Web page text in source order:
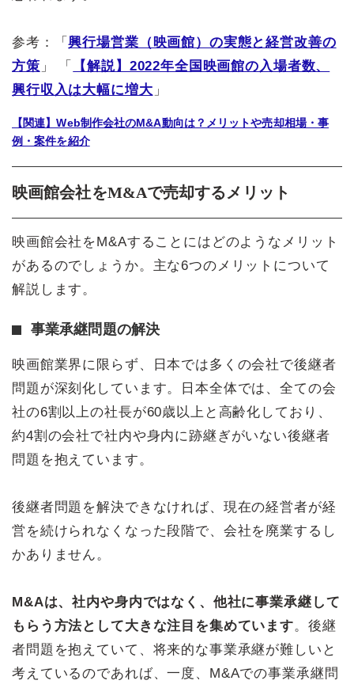
参考：「興行場営業（映画館）の実態と経営改善の
方策 」 「
【解説】2022年全国映画館の入場者数、
興行収入は大幅に増大 」
【関連】Web制作会社のM&A動向は？メリットや売却相場・事
例・案件を紹介
映画館会社をM&Aで売却するメリット
映画館会社をM&Aすることにはどのようなメリット
があるのでしょうか。主な6つのメリットについて
解説します。
事業承継問題の解決
映画館業界に限らず、日本では多くの会社で後継者
問題が深刻化しています。日本全体では、全ての会
社の6割以上の社長が60歳以上と高齢化しており、
約4割の会社で社内や身内に跡継ぎがいない後継者
問題を抱えています。
後継者問題を解決できなければ、現在の経営者が経
営を続けられなくなった段階で、会社を廃業するし
かありません。
M&Aは、社内や身内ではなく、他社に事業承継して
もらう方法として大きな注目を集めています。後継
者問題を抱えていて、将来的な事業承継が難しいと
考えているのであれば、一度、M&Aでの事業承継問